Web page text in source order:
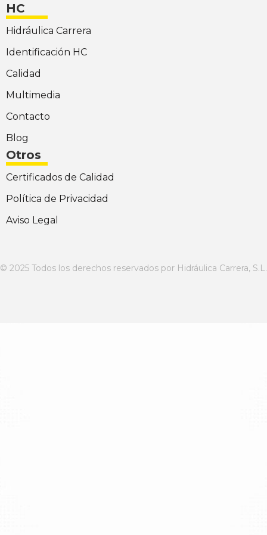
HC
Hidráulica Carrera
Identificación HC
Calidad
Multimedia
Contacto
Blog
Otros
Certificados de Calidad
Política de Privacidad
Aviso Legal
© 2025 Todos los derechos reservados por Hidráulica Carrera, S.L.